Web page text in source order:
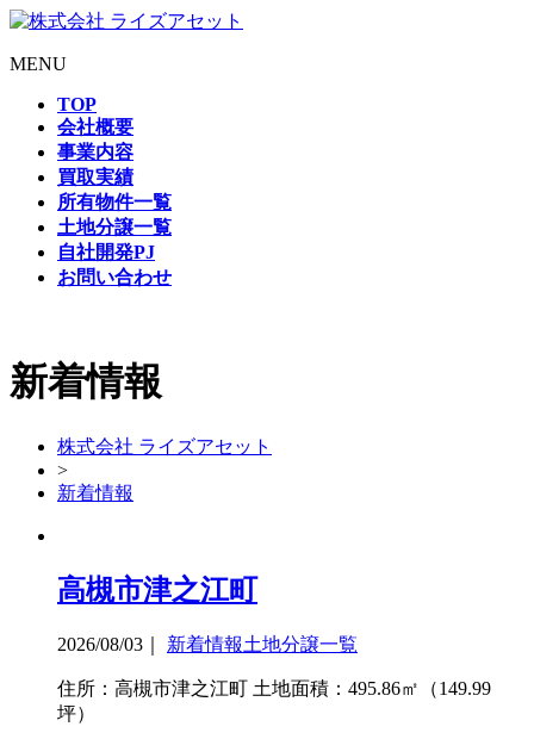
MENU
TOP
会社概要
事業内容
買取実績
所有物件一覧
土地分譲一覧
自社開発PJ
お問い合わせ
新着情報
株式会社 ライズアセット
>
新着情報
高槻市津之江町
2026/08/03 新着情報土地分譲一覧
住所：高槻市津之江町 土地面積：495.86㎡（149.99
坪）